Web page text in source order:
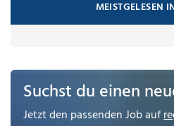
MEISTGELESEN
Suchst du einen
Jetzt den passenden Job auf